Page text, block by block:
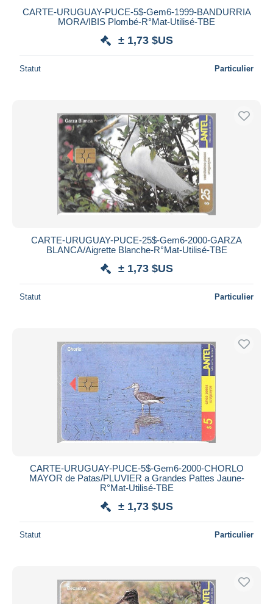
CARTE-URUGUAY-PUCE-5$-Gem6-1999-BANDURRIA
MORA/IBIS Plombé-R°Mat-Utilisé-TBE
± 1,73 $US
Statut Particulier
CARTE-URUGUAY-PUCE-25$-Gem6-2000-GARZA
BLANCA/Aigrette Blanche-R°Mat-Utilisé-TBE
± 1,73 $US
Statut Particulier
CARTE-URUGUAY-PUCE-5$-Gem6-2000-CHORLO
MAYOR de Patas/PLUVIER a Grandes Pattes Jaune-
R°Mat-Utilisé-TBE
± 1,73 $US
Statut Particulier